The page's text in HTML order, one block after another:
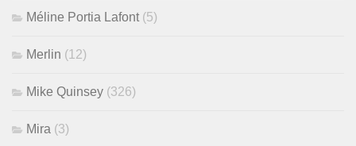
Méline Portia Lafont (5)
Merlin (12)
Mike Quinsey (326)
Mira (3)